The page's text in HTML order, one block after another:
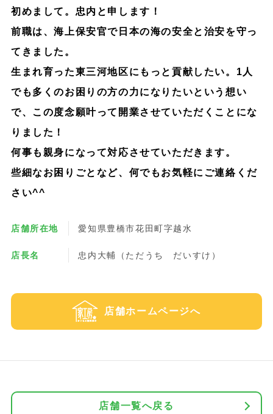
初めまして。忠内と申します！
前職は、海上保安官で日本の海の安全と治安を守っ
てきました。
生まれ育った東三河地区にもっと貢献したい。1人
でも多くのお困りの方の力になりたいという想い
で、この度念願叶って開業させていただくことにな
りました！
何事も親身になって対応させていただきます。
些細なお困りごとなど、何でもお気軽にご連絡くだ
さい^^
店舗所在地 愛知県豊橋市花田町字越水
店長名 忠内大輔（ただうち だいすけ）
店舗ホームページへ
店舗一覧へ戻る